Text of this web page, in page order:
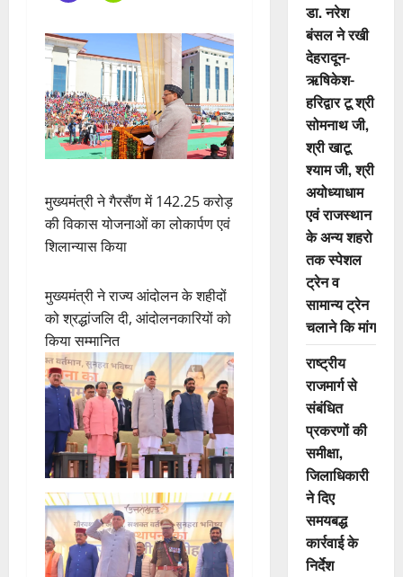
मुख्यमंत्री ने गैरसैंण में 142.25 करोड़
की विकास योजनाओं का लोकार्पण एवं
शिलान्यास किया
मुख्यमंत्री ने राज्य आंदोलन के शहीदों
को श्रद्धांजलि दी, आंदोलनकारियों को
किया सम्मानित
डा. नरेश
बंसल ने रखी
देहरादून-
ऋषिकेश-
हरिद्वार टू श्री
सोमनाथ जी,
श्री खाटू
श्याम जी, श्री
अयोध्याधाम
एवं राजस्थान
के अन्य शहरो
तक स्पेशल
ट्रेन व
सामान्य ट्रेन
चलाने कि मांग
राष्ट्रीय
राजमार्ग से
संबंधित
प्रकरणों की
समीक्षा,
जिलाधिकारी
ने दिए
समयबद्ध
कार्रवाई के
निर्देश